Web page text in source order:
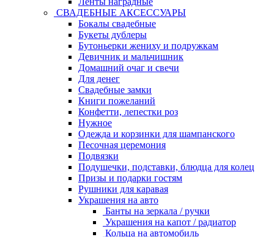
СВАДЕБНЫЕ АКСЕССУАРЫ
Бокалы свадебные
Букеты дублеры
Бутоньерки жениху и подружкам
Девичник и мальчишник
Домашний очаг и свечи
Для денег
Свадебные замки
Книги пожеланий
Конфетти, лепестки роз
Нужное
Одежда и корзинки для шампанского
Песочная церемония
Подвязки
Подушечки, подставки, блюдца для колец
Призы и подарки гостям
Рушники для каравая
Украшения на авто
Банты на зеркала / ручки
Украшения на капот / радиатор
Кольца на автомобиль